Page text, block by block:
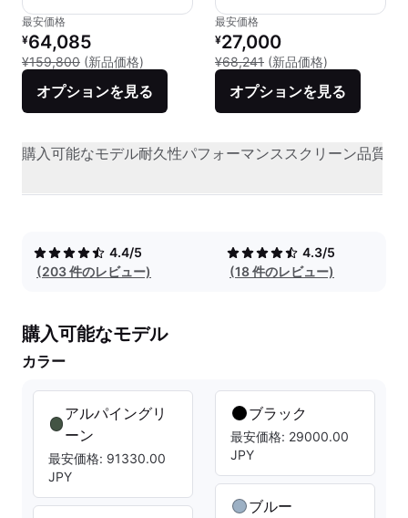
最安価格
リファービッシュ品の価格：
¥64,085
¥159,800 (新品価格) 新品との比較：¥159,800
オプションを見る
最安価格
リファービッシュ品の価格：
¥27,000
¥68,241 (新品価格)
オプションを見る
購入可能なモデル耐久性パフォーマンススクリーン品質
4.4/5
(203 件のレビュー)
4.3/5
(18 件のレビュー)
購入可能なモデル
カラー
アルパイングリ
ーン
最安価格: 91330.00
JPY
ブラック
最安価格: 29000.00
JPY
ブルー